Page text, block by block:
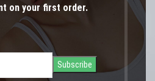
on your first order.